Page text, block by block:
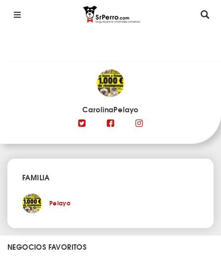
CarolinaPelayo
FAMILIA
Pelayo
NEGOCIOS FAVORITOS